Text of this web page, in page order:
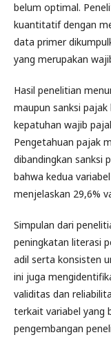
belum optimal.
kuantitatif dengan
data primer
yang merupakan
Hasil penelitian
maupun sanksi
kepatuhan wajib
Pengetahuan pajak
dibandingkan sanksi
bahwa kedua
menjelaskan 29,6%
Simpulan dari
peningkatan literasi
adil serta konsisten
ini juga
validitas dan
terkait variabel yang
pengembangan